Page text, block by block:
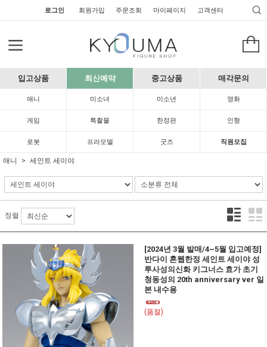
로그인 회원가입 주문조회 마이페이지 고객센터
입고상품 최신예약 중고상품 매각문의
애니 미소녀 미소년 영화
게임 특촬물 한정판 인형
로봇 프라모델 굿즈 직원모집
애니 세인트 세이야
정렬
[2024년 3월 발매/4~5월 입고예정]
반다이 혼웹한정 세인트 세이야 성
투사성의신화 키그너스 효가 초기
청동성의 20th anniversary ver 일
본 내수용
(품절)